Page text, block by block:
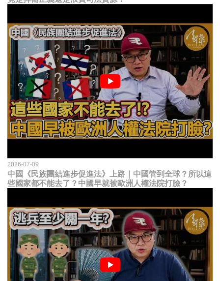
2026-07-09
中國《民族團結進步促進法》上路｜中國管到全球？所以這
些國家都不能去了？中國早就被歐洲人權法院打臉？